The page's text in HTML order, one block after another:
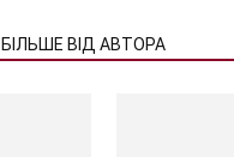
БІЛЬШЕ ВІД АВТОРА